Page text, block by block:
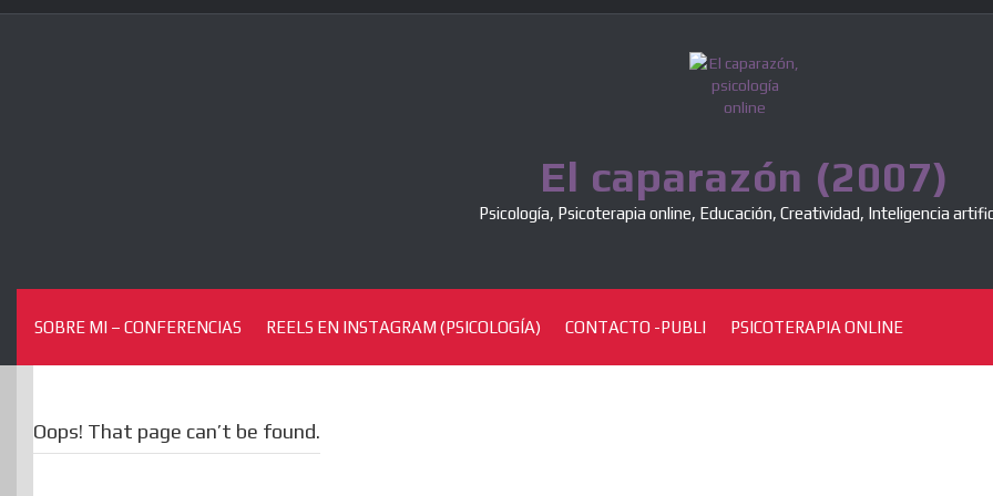
Skip
El caparazón (2007)
Psicología, Psicoterapia online, Educación, Creatividad, Inteligencia
SOBRE MI – CONFERENCIAS REELS EN INSTAGRAM (PSICOLOGÍA) CONTACTO -PUBLI PSICOTERAPIA ONLINE
Oops! That page can’t be found.